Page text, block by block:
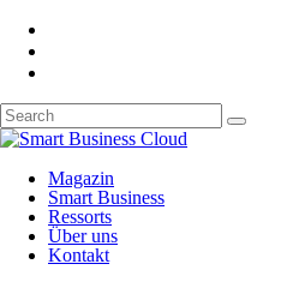
Magazin
Smart Business
Ressorts
Über uns
Kontakt